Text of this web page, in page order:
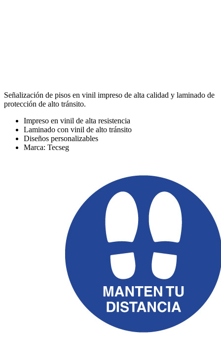
Señalización de pisos en vinil impreso de alta calidad y laminado de
protección de alto tránsito.
Impreso en vinil de alta resistencia
Laminado con vinil de alto tránsito
Diseños personalizables
Marca: Tecseg